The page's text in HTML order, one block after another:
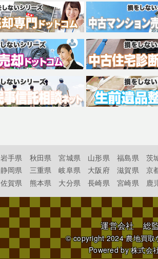
岩手県 秋田県 宮城県 山形県 福島県 茨
静岡県 三重県 岐阜県 大阪府 滋賀県 京
佐賀県 熊本県 大分県 長崎県 宮崎県 鹿
運営会社 総
© copyright 2024農地買取
Powered by株式会